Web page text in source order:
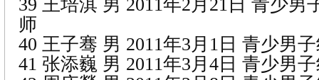
39 王培淇 男 2011年2月21日 青少男
师
40 王子骞 男 2011年3月1日 青少男
41 张添巍 男 2011年3月4日 青少男